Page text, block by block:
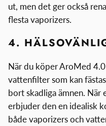
ut, men det ger också
flesta vaporizers.
4.
När du köper AroMed
vattenfilter som kan
bort skadliga ämnen. När
erbjuder den en idealisk
både vaporizers och